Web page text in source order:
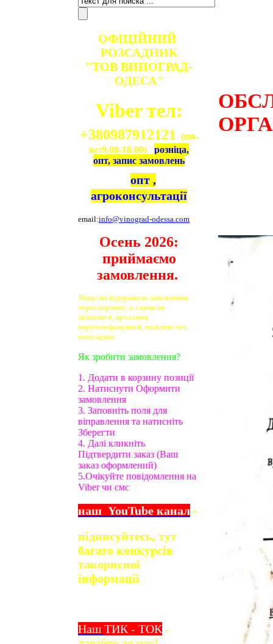
ОФІЦІЙНИЙ
РОЗСАДНИК
"ТОВ ВИНОГРАД-
ОДЕСА"
Viber тел:
+380987912121 (пн-
вс:9.00-18.00) розніца,
опт, запис замовлень
опт ,
агроконсультації
email:info@vinograd-odessa.com
Осень 2026:
приймаємо
замовлення.
Якщо ви відправили замовлення
через корзину, а з вами не
зв'язалися, прохання
перетелефонувати, можливі тех.
неполадки.
Як зробити замовлення?
1. Додати в корзину позиції
2. Натиснути Оформити
замовлення
3. Заповніть поля для
віправлення та натисніть
Зберегти
4. Далі кликніть
Підтвердити заказ (Ваш
заказ оформлений)
5.Очікуйте повідомлення на
Viber чи смс
наш YouTube канал -
підписуйтесь, тут
багато конкурсів
такорисної
їнформації
Наш ТИК - ТОК -